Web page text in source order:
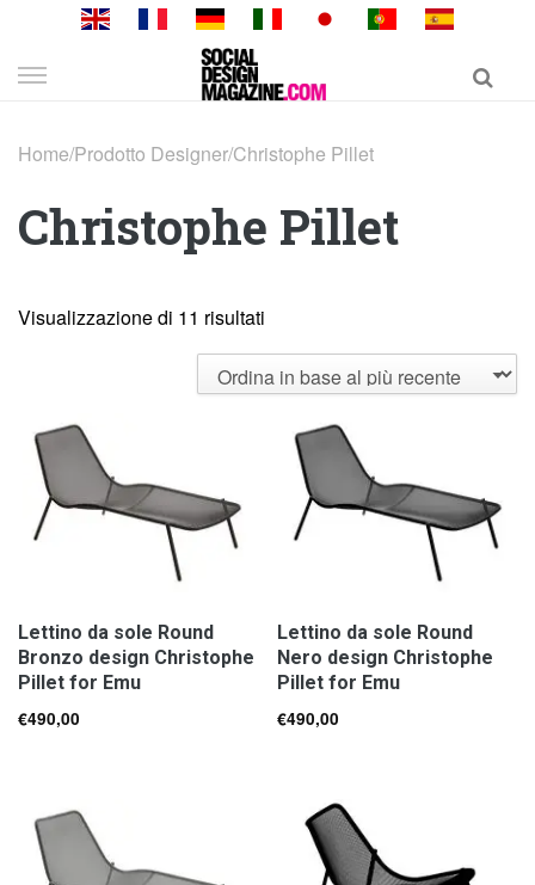
Skip
Home/Prodotto Designer/Christophe Pillet
Christophe Pillet
Visualizzazione di 11 risultati
Lettino da sole Round
Bronzo design Christophe
Pillet for Emu
€490,00
Lettino da sole Round
Nero design Christophe
Pillet for Emu
€490,00